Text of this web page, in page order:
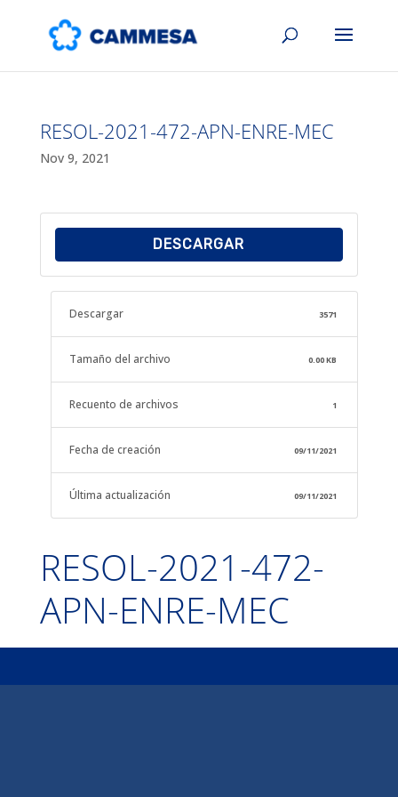
RESOL-2021-472-APN-ENRE-MEC
Nov 9, 2021
DESCARGAR
Descargar 3571
Tamaño del archivo 0.00 KB
Recuento de archivos 1
Fecha de creación 09/11/2021
Última actualización 09/11/2021
RESOL-2021-472-
APN-ENRE-MEC